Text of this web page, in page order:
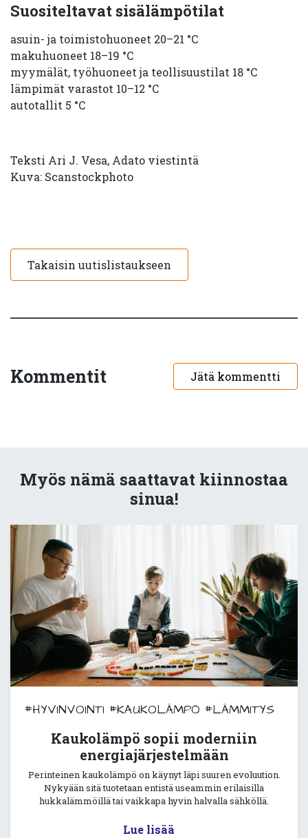
Suositeltavat sisälämpötilat
asuin- ja toimistohuoneet 20–21 °C
makuhuoneet 18–19 °C
myymälät, työhuoneet ja teollisuustilat 18 °C
lämpimät varastot 10–12 °C
autotallit 5 °C
Teksti Ari J. Vesa, Adato viestintä
Kuva: Scanstockphoto
Takaisin uutislistaukseen
Kommentit Jätä kommentti
Myös nämä saattavat kiinnostaa
sinua!
#HYVINVOINTI #KAUKOLÄMPÖ #LÄMMITYS
Kaukolämpö sopii moderniin
energiajärjestelmään
Perinteinen kaukolämpö on käynyt läpi suuren evoluution.
Nykyään sitä tuotetaan entistä useammin erilaisilla
hukkalämmöillä tai vaikkapa hyvin halvalla sähköllä.
Lue lisää